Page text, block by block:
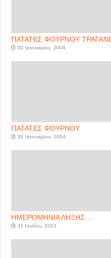
ΠΑΤΑΤΕΣ ΦΟΥΡΝΟΥ
30 Ιανουαρίου, 2004
ΠΑΤΑΤΕΣ ΦΟΥΡΝΟΥ
30 Ιανουαρίου, 2004
ΗΜΕΡΟΜΗΝΙΑ ΛΗΞΗΣ …
31 Ιουλίου, 2003